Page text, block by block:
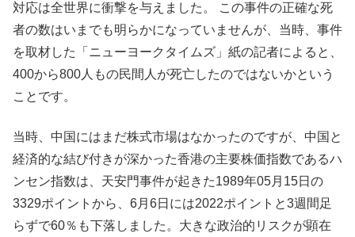
対応は全世界に衝撃を与えました。 この事件の正確な死
者の数はいまでも明らかになっていませんが、当時、事件
を取材した「ニューヨークタイムズ」紙の記者によると、
400から800人もの民間人が死亡したのではないかという
ことです。
当時、中国にはまだ株式市場はなかったのですが、中国と
経済的な結び付きが深かった香港の主要株価指数であるハ
ンセン指数は、天安門事件が起きた1989年05月15日の
3329ポイントから、6月6日には2022ポイントと3週間足
らずで60％も下落しました。大きな政治的リスクが顕在